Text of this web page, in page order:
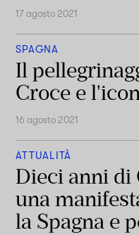
17 agosto 2021
SPAGNA
Il
Croce e
16 agosto 2021
ATTUALITÀ
Dieci anni di
una
la Spagna e